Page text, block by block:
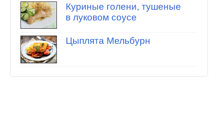
Куриные голени, тушеные
в луковом соусе
Цыплята Мельбурн